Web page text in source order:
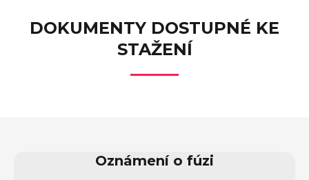
DOKUMENTY DOSTUPNÉ KE
STAŽENÍ
Oznámení o fúzi